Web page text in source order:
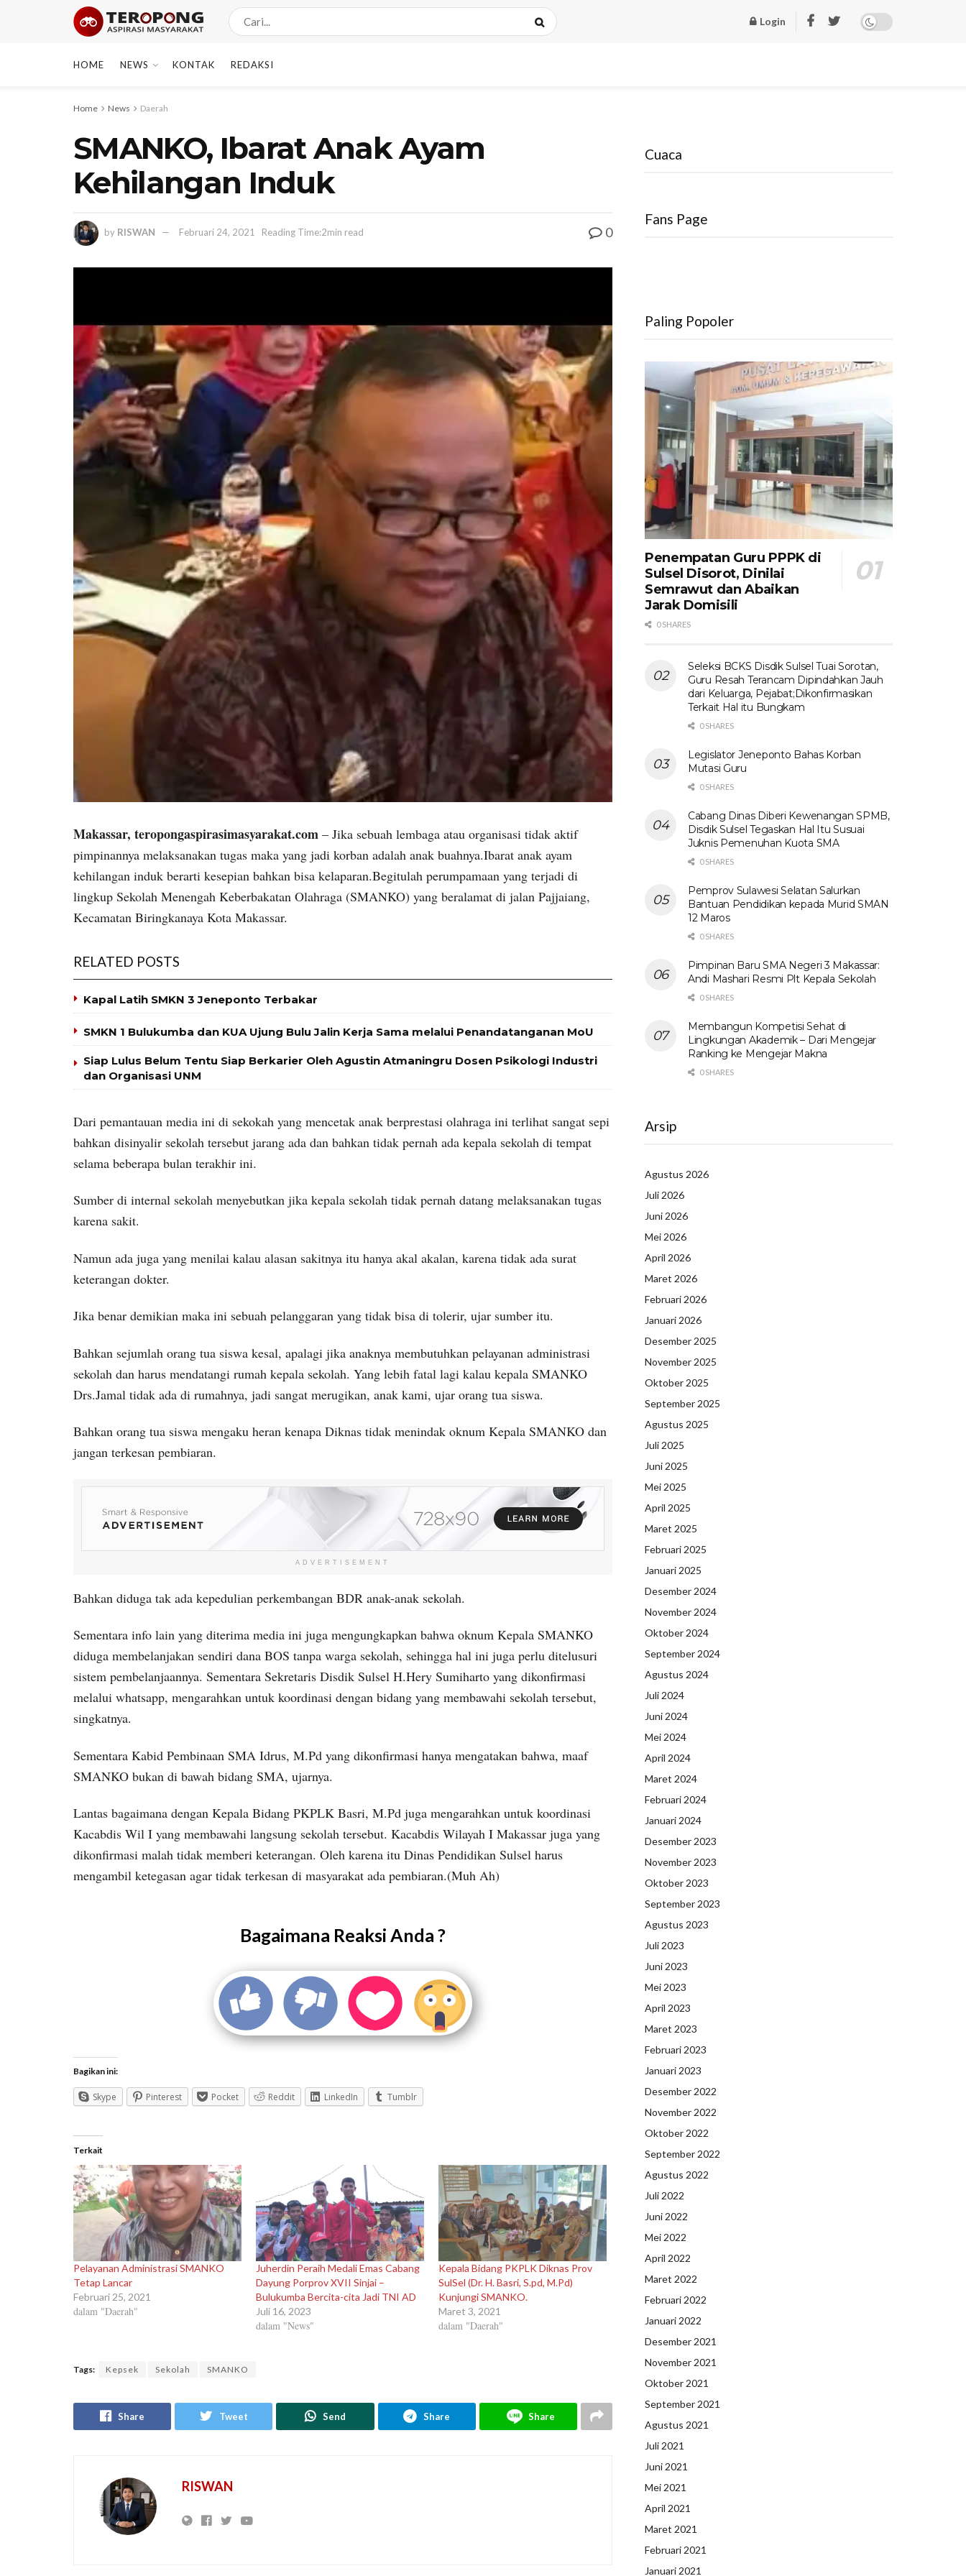
Login
HOME NEWS KONTAK REDAKSI
Home News Daerah
SMANKO, Ibarat Anak Ayam
Kehilangan Induk
by RISWAN Februari 24, 2021 Reading Time:2min read 0
Makassar, teropongaspirasimasyarakat.com – Jika sebuah lembaga atau organisasi tidak aktif
pimpinannya melaksanakan tugas maka yang jadi korban adalah anak buahnya.Ibarat anak ayam
kehilangan induk berarti kesepian bahkan bisa kelaparan.Begitulah perumpamaan yang terjadi di
lingkup Sekolah Menengah Keberbakatan Olahraga (SMANKO) yang beralamat di jalan Pajjaiang,
Kecamatan Biringkanaya Kota Makassar.
RELATED POSTS
Kapal Latih SMKN 3 Jeneponto Terbakar
SMKN 1 Bulukumba dan KUA Ujung Bulu Jalin Kerja Sama melalui Penandatanganan MoU
Siap Lulus Belum Tentu Siap Berkarier Oleh Agustin Atmaningru Dosen Psikologi Industri
dan Organisasi UNM
Dari pemantauan media ini di sekokah yang mencetak anak berprestasi olahraga ini terlihat sangat sepi
bahkan disinyalir sekolah tersebut jarang ada dan bahkan tidak pernah ada kepala sekolah di tempat
selama beberapa bulan terakhir ini.
Sumber di internal sekolah menyebutkan jika kepala sekolah tidak pernah datang melaksanakan tugas
karena sakit.
Namun ada juga yang menilai kalau alasan sakitnya itu hanya akal akalan, karena tidak ada surat
keterangan dokter.
Jika benar demikian maka ini sebuah pelanggaran yang tidak bisa di tolerir, ujar sumber itu.
Bahkan sejumlah orang tua siswa kesal, apalagi jika anaknya membutuhkan pelayanan administrasi
sekolah dan harus mendatangi rumah kepala sekolah. Yang lebih fatal lagi kalau kepala SMANKO
Drs.Jamal tidak ada di rumahnya, jadi sangat merugikan, anak kami, ujar orang tua siswa.
Bahkan orang tua siswa mengaku heran kenapa Diknas tidak menindak oknum Kepala SMANKO dan
jangan terkesan pembiaran.
ADVERTISEMENT
Bahkan diduga tak ada kepedulian perkembangan BDR anak-anak sekolah.
Sementara info lain yang diterima media ini juga mengungkapkan bahwa oknum Kepala SMANKO
diduga membelanjakan sendiri dana BOS tanpa warga sekolah, sehingga hal ini juga perlu ditelusuri
sistem pembelanjaannya. Sementara Sekretaris Disdik Sulsel H.Hery Sumiharto yang dikonfirmasi
melalui whatsapp, mengarahkan untuk koordinasi dengan bidang yang membawahi sekolah tersebut,
singkatnya.
Sementara Kabid Pembinaan SMA Idrus, M.Pd yang dikonfirmasi hanya mengatakan bahwa, maaf
SMANKO bukan di bawah bidang SMA, ujarnya.
Lantas bagaimana dengan Kepala Bidang PKPLK Basri, M.Pd juga mengarahkan untuk koordinasi
Kacabdis Wil I yang membawahi langsung sekolah tersebut. Kacabdis Wilayah I Makassar juga yang
dikonfirmasi malah tidak memberi keterangan. Oleh karena itu Dinas Pendidikan Sulsel harus
mengambil ketegasan agar tidak terkesan di masyarakat ada pembiaran.(Muh Ah)
Bagaimana Reaksi Anda ?
Bagikan ini:
Skype Pinterest Pocket Reddit LinkedIn Tumblr
Terkait
Pelayanan Administrasi SMANKO
Tetap Lancar
Februari 25, 2021
dalam "Daerah"
Juherdin Peraih Medali Emas Cabang
Dayung Porprov XVII Sinjai –
Bulukumba Bercita-cita Jadi TNI AD
Juli 16, 2023
dalam "News"
Kepala Bidang PKPLK Diknas Prov
SulSel (Dr. H. Basri, S.pd, M.Pd)
Kunjungi SMANKO.
Maret 3, 2021
dalam "Daerah"
Tags: Kepsek Sekolah SMANKO
Share Tweet Send Share Share
RISWAN
Cuaca
Fans Page
Paling Popoler
Penempatan Guru PPPK di
Sulsel Disorot, Dinilai
Semrawut dan Abaikan
Jarak Domisili
0 SHARES
Seleksi BCKS Disdik Sulsel Tuai Sorotan,
Guru Resah Terancam Dipindahkan Jauh
dari Keluarga, Pejabat;Dikonfirmasikan
Terkait Hal itu Bungkam
0 SHARES
Legislator Jeneponto Bahas Korban
Mutasi Guru
0 SHARES
Cabang Dinas Diberi Kewenangan SPMB,
Disdik Sulsel Tegaskan Hal Itu Susuai
Juknis Pemenuhan Kuota SMA
0 SHARES
Pemprov Sulawesi Selatan Salurkan
Bantuan Pendidikan kepada Murid SMAN
12 Maros
0 SHARES
Pimpinan Baru SMA Negeri 3 Makassar:
Andi Mashari Resmi Plt Kepala Sekolah
0 SHARES
Membangun Kompetisi Sehat di
Lingkungan Akademik – Dari Mengejar
Ranking ke Mengejar Makna
0 SHARES
Arsip
Agustus 2026
Juli 2026
Juni 2026
Mei 2026
April 2026
Maret 2026
Februari 2026
Januari 2026
Desember 2025
November 2025
Oktober 2025
September 2025
Agustus 2025
Juli 2025
Juni 2025
Mei 2025
April 2025
Maret 2025
Februari 2025
Januari 2025
Desember 2024
November 2024
Oktober 2024
September 2024
Agustus 2024
Juli 2024
Juni 2024
Mei 2024
April 2024
Maret 2024
Februari 2024
Januari 2024
Desember 2023
November 2023
Oktober 2023
September 2023
Agustus 2023
Juli 2023
Juni 2023
Mei 2023
April 2023
Maret 2023
Februari 2023
Januari 2023
Desember 2022
November 2022
Oktober 2022
September 2022
Agustus 2022
Juli 2022
Juni 2022
Mei 2022
April 2022
Maret 2022
Februari 2022
Januari 2022
Desember 2021
November 2021
Oktober 2021
September 2021
Agustus 2021
Juli 2021
Juni 2021
Mei 2021
April 2021
Maret 2021
Februari 2021
Januari 2021